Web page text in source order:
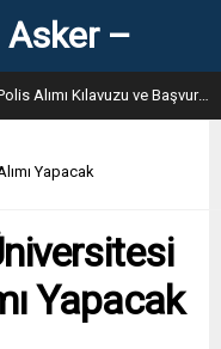
31. Dönem POMEM 7500 Bin Polis Alımı Kılavuzu ve Başvuru Ekranı
Yapacak
Yapacak